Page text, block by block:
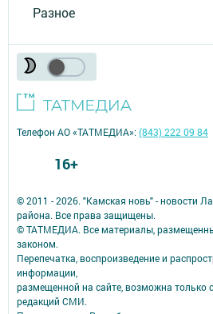
Разное
© 2011 - 2026. "Камская новь" - новости
района. Все права защищены.
© ТАТМЕДИА. Все материалы,
законом.
Перепечатка, воспроизведение и
информации,
размещенной на сайте, возможна только
редакций СМИ.
Телефон АО «ТАТМЕДИА»:(843) 222 09 84
16+